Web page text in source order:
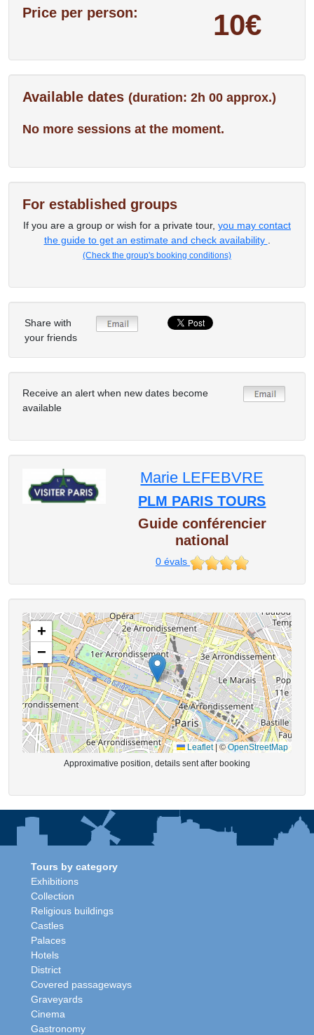
Price per person: 10€
Available dates (duration: 2h 00 approx.)
No more sessions at the moment.
For established groups
If you are a group or wish for a private tour, you may contact
the guide to get an estimate and check availability
(Check the group's booking conditions)
Share with
your friends
Receive an alert when new dates become
available
Marie LEFEBVRE
PLM PARIS TOURS
Guide conférencier
national
0évals
+
−
Leaflet |©OpenStreetMap
Approximative position, details sent after booking
Tours by category
Exhibitions
Collection
Religious buildings
Castles
Palaces
Hotels
District
Covered passageways
Graveyards
Cinema
Gastronomy